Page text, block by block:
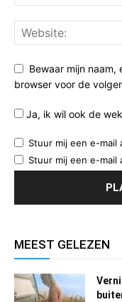
Bewaar mijn
browser voor de
Ja, ik wil ook de
Stuur mij een e-mail
Stuur mij een e-
MEEST GELEZEN